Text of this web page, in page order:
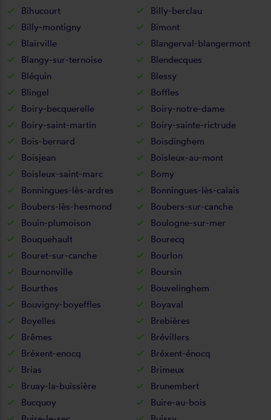
Bihucourt
Billy-berclau
Billy-montigny
Bimont
Blairville
Blangerval-blangermont
Blangy-sur-ternoise
Blendecques
Bléquin
Blessy
Blingel
Boffles
Boiry-becquerelle
Boiry-notre-dame
Boiry-saint-martin
Boiry-sainte-rictrude
Bois-bernard
Boisdinghem
Boisjean
Boisleux-au-mont
Boisleux-saint-marc
Bomy
Bonningues-lès-ardres
Bonningues-lès-calais
Boubers-lès-hesmond
Boubers-sur-canche
Bouin-plumoison
Boulogne-sur-mer
Bouquehault
Bourecq
Bouret-sur-canche
Bourlon
Bournonville
Boursin
Bourthes
Bouvelinghem
Bouvigny-boyeffles
Boyaval
Boyelles
Brebières
Brêmes
Brévillers
Bréxent-enocq
Bréxent-énocq
Brias
Brimeux
Bruay-la-buissière
Brunembert
Bucquoy
Buire-au-bois